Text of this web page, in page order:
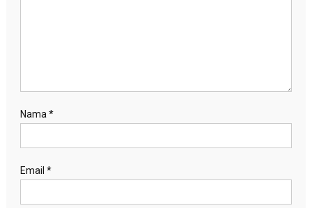
Nama *
Email *